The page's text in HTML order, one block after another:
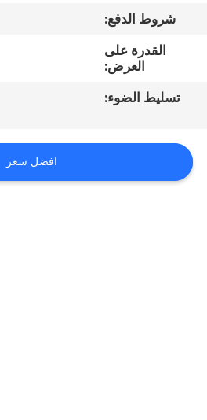
رقابة
جودة
اتصل
اطلب
شروط الدفع:
القدرة على
العرض:
تسليط الضوء:
افضل سعر